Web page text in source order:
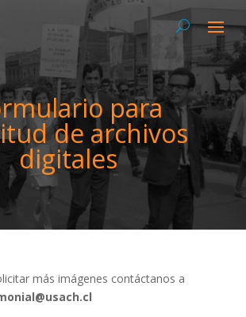
para
de archivos
digitales
más imágenes contáctanos a